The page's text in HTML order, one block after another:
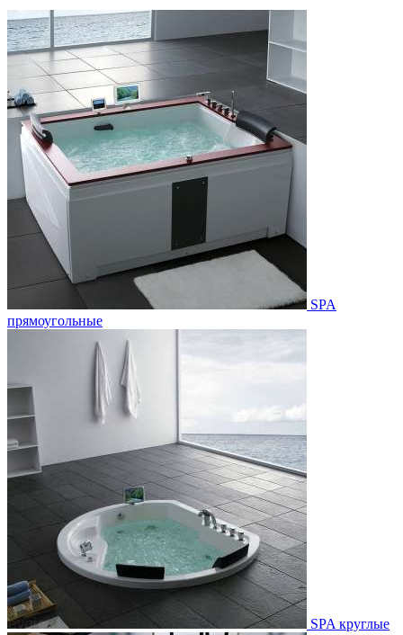
SPA
прямоугольные
SPA круглые